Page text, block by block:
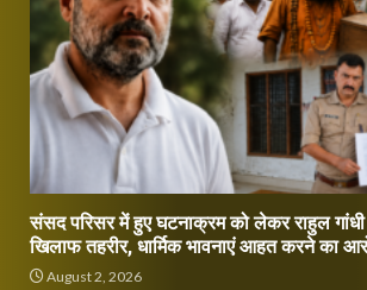
संसद परिसर में हुए घटनाक्रम को लेकर राहुल
खिलाफ तहरीर, धार्मिक भावनाएं आहत करने का
August 2, 2026